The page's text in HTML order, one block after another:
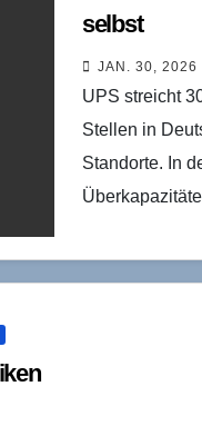
selbst
JAN. 30, 2026
UPS streicht
Stellen in
Standorte. In